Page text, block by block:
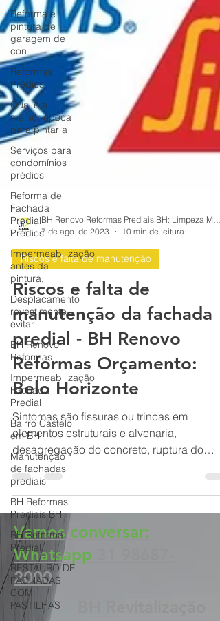
Reforma e
pintura de
garagem de
con
Reformas
Prédios
Qual é a
melhor época
para pintar a
Serviços para
condomínios
prédios
Reforma de
Fachada
Predial
Prédios
Impermeabilização
antes da
pintura,
Desplacamento
revestimento
evitar
BH Renovo
Reformas
Impermeabilização
Fachada
Predial
Bairro Castelo
em BH
Manutenção
de fachadas
prediais
BH Reformas
Prediais BH
BH Reforma
Predial
RESTAURO DE
FACHADAS
COM
PASTILHAS
7 de ago. de 2023
10 min de leitura
Riscos e falta de manutenção
Riscos e falta de
manutenção da fachada
predial - BH Renovo
Reformas Orçamento:
Belo Horizonte
Sintomas são fissuras ou trincas em
elementos estruturais e alvenaria,
desagregação do concreto, ruptura do
concreto, carbonatação, corrosão
Vamos conversar:
Whatsapp
2000